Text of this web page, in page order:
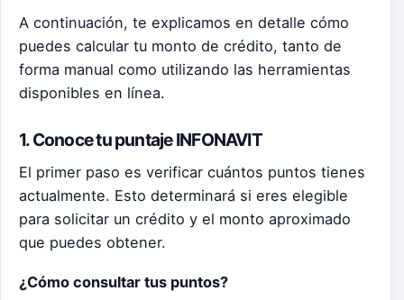
A continuación, te explicamos en detalle cómo
puedes calcular tu monto de crédito, tanto de
forma manual como utilizando las herramientas
disponibles en línea.
1. Conoce tu puntaje INFONAVIT
El primer paso es verificar cuántos puntos tienes
actualmente. Esto determinará si eres elegible
para solicitar un crédito y el monto aproximado
que puedes obtener.
¿Cómo consultar tus puntos?